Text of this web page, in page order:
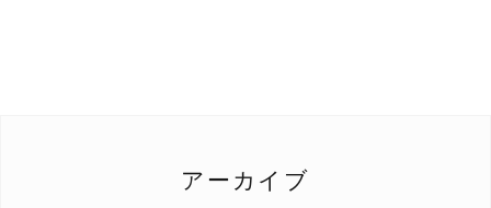
アーカイブ